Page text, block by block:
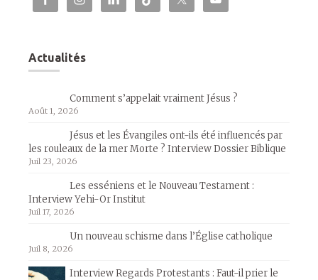
Actualités
Comment s’appelait vraiment Jésus ?
Août 1, 2026
Jésus et les Évangiles ont-ils été influencés par
les rouleaux de la mer Morte ? Interview Dossier Biblique
Juil 23, 2026
Les esséniens et le Nouveau Testament :
Interview Yehi-Or Institut
Juil 17, 2026
Un nouveau schisme dans l’Église catholique
Juil 8, 2026
Interview Regards Protestants : Faut-il prier le